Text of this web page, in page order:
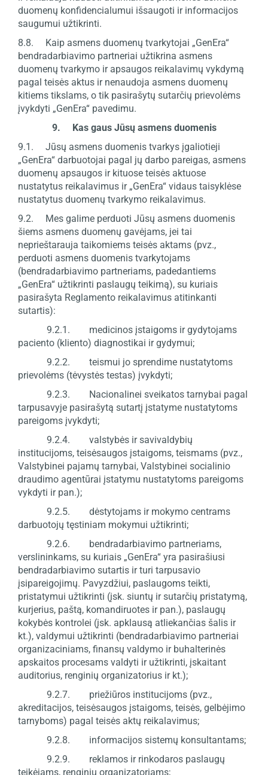
duomenų konfidencialumui išsaugoti ir informacijos
saugumui užtikrinti.
8.8. Kaip asmens duomenų tvarkytojai „GenEra“
bendradarbiavimo partneriai užtikrina asmens
duomenų tvarkymo ir apsaugos reikalavimų vykdymą
pagal teisės aktus ir nenaudoja asmens duomenų
kitiems tikslams, o tik pasirašytų sutarčių prievolėms
įvykdyti „GenEra“ pavedimu.
9. Kas gaus Jūsų asmens duomenis
9.1. Jūsų asmens duomenis tvarkys įgaliotieji
„GenEra“ darbuotojai pagal jų darbo pareigas, asmens
duomenų apsaugos ir kituose teisės aktuose
nustatytus reikalavimus ir „GenEra“ vidaus taisyklėse
nustatytus duomenų tvarkymo reikalavimus.
9.2. Mes galime perduoti Jūsų asmens duomenis
šiems asmens duomenų gavėjams, jei tai
neprieštarauja taikomiems teisės aktams (pvz.,
perduoti asmens duomenis tvarkytojams
(bendradarbiavimo partneriams, padedantiems
„GenEra“ užtikrinti paslaugų teikimą), su kuriais
pasirašyta Reglamento reikalavimus atitinkanti
sutartis):
9.2.1. medicinos įstaigoms ir gydytojams
paciento (kliento) diagnostikai ir gydymui;
9.2.2. teismui jo sprendime nustatytoms
prievolėms (tėvystės testas) įvykdyti;
9.2.3. Nacionalinei sveikatos tarnybai pagal
tarpusavyje pasirašytą sutartį įstatyme nustatytoms
pareigoms įvykdyti;
9.2.4. valstybės ir savivaldybių
institucijoms, teisėsaugos įstaigoms, teismams (pvz.,
Valstybinei pajamų tarnybai, Valstybinei socialinio
draudimo agentūrai įstatymu nustatytoms pareigoms
vykdyti ir pan.);
9.2.5. dėstytojams ir mokymo centrams
darbuotojų tęstiniam mokymui užtikrinti;
9.2.6. bendradarbiavimo partneriams,
verslininkams, su kuriais „GenEra“ yra pasirašiusi
bendradarbiavimo sutartis ir turi tarpusavio
įsipareigojimų. Pavyzdžiui, paslaugoms teikti,
pristatymui užtikrinti (įsk. siuntų ir sutarčių pristatymą,
kurjerius, paštą, komandiruotes ir pan.), paslaugų
kokybės kontrolei (įsk. apklausą atliekančias šalis ir
kt.), valdymui užtikrinti (bendradarbiavimo partneriai
organizaciniams, finansų valdymo ir buhalterinės
apskaitos procesams valdyti ir užtikrinti, įskaitant
auditorius, renginių organizatorius ir kt.);
9.2.7. priežiūros institucijoms (pvz.,
akreditacijos, teisėsaugos įstaigoms, teisės, gelbėjimo
tarnyboms) pagal teisės aktų reikalavimus;
9.2.8. informacijos sistemų konsultantams;
9.2.9. reklamos ir rinkodaros paslaugų
teikėjams, renginių organizatoriams;